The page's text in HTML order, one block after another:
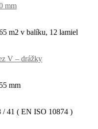
mm
m2 v balíku, 12 lamiel
V – drážky
mm
/ 41 ( EN ISO 10874 )